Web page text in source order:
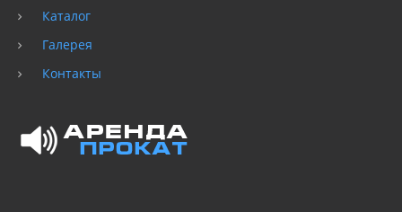
Каталог
Галерея
Контакты